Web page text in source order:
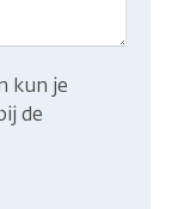
kun je
de